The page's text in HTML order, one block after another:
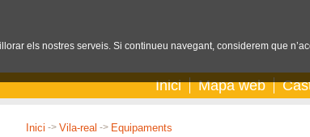
Inici Mapa web
Inici -> Vila-real -> Equipaments
els nostres serveis. Si continueu navegant, considerem que